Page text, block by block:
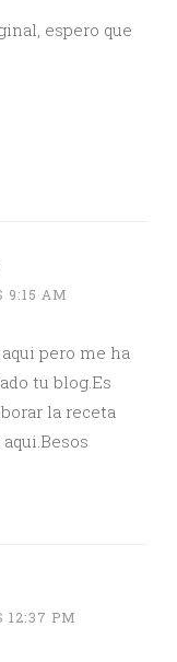
espero que
9:15 AM
pero me ha
tu blog.Es
la receta
12:37 PM